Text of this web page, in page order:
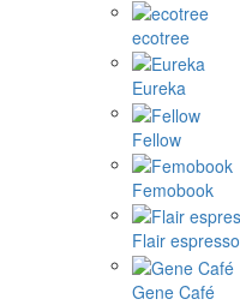
ecotree
Eureka
Fellow
Femobook
Flair espresso
Gene Café